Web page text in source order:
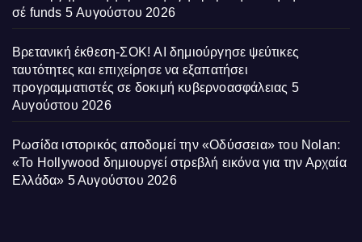
σέ funds 5 Αυγούστου 2026
Βρετανική έκθεση-ΣΟΚ! AI δημιούργησε ψεύτικες
ταυτότητες και επιχείρησε να εξαπατήσει
προγραμματιστές σε δοκιμή κυβερνοασφάλειας 5
Αυγούστου 2026
Ρωσίδα ιστορικός αποδομεί την «Οδύσσεια» του Nolan:
«Το Hollywood δημιουργεί στρεβλή εικόνα για την Αρχαία
Ελλάδα» 5 Αυγούστου 2026